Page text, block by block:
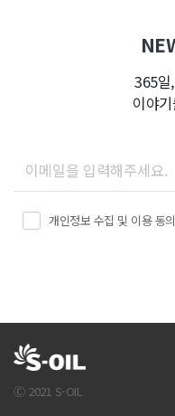
365일
이야
개인정보 수집 및 이용 동
Ⓒ 2021 S-OIL